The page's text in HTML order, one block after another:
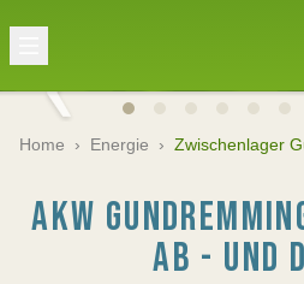
Home › Energie › Zwischenlager
AKW
AB - UND